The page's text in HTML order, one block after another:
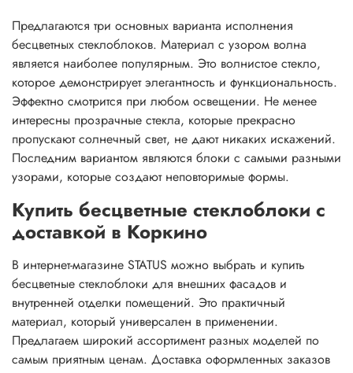
Предлагаются три основных варианта исполнения
бесцветных стеклоблоков. Материал с узором волна
является наиболее популярным. Это волнистое стекло,
которое демонстрирует элегантность и функциональность.
Эффектно смотрится при любом освещении. Не менее
интересны прозрачные стекла, которые прекрасно
пропускают солнечный свет, не дают никаких искажений.
Последним вариантом являются блоки с самыми разными
узорами, которые создают неповторимые формы.
Купить бесцветные стеклоблоки с
доставкой в Коркино
В интернет-магазине STATUS можно выбрать и купить
бесцветные стеклоблоки для внешних фасадов и
внутренней отделки помещений. Это практичный
материал, который универсален в применении.
Предлагаем широкий ассортимент разных моделей по
самым приятным ценам. Доставка оформленных заказов